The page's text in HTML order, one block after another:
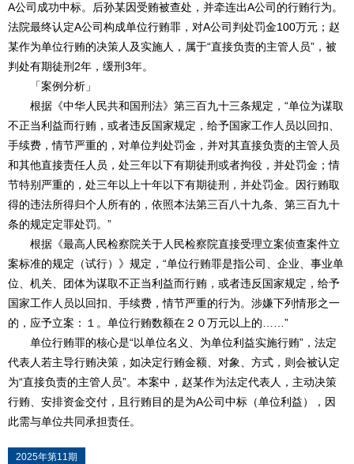
A公司成功中标。后孙某因受贿被查处，并牵连出A公司的行贿行为。
法院最终认定A公司构成单位行贿罪，对A公司判处罚金100万元；赵
某作为单位行贿的决策人及实施人，属于“直接负责的主管人员”，被
判处有期徒刑2年，缓刑3年。
「案例分析」
根据《中华人民共和国刑法》第三百九十三条规定，“单位为谋取
不正当利益而行贿，或者违反国家规定，给予国家工作人员以回扣、
手续费，情节严重的，对单位判处罚金，并对其直接负责的主管人员
和其他直接责任人员，处三年以下有期徒刑或者拘役，并处罚金；情
节特别严重的，处三年以上十年以下有期徒刑，并处罚金。因行贿取
得的违法所得归个人所有的，依照本法第三百八十九条、第三百九十
条的规定定罪处罚。”
根据《最高人民检察院关于人民检察院直接受理立案侦查案件立
案标准的规定（试行）》规定，“单位行贿罪是指公司、企业、事业单
位、机关、团体为谋取不正当利益而行贿，或者违反国家规定，给予
国家工作人员以回扣、手续费，情节严重的行为。涉嫌下列情形之一
的，应予立案：１。单位行贿数额在２０万元以上的……”
单位行贿罪的核心是“以单位名义、为单位利益实施行贿”，法定
代表人若主导行贿决策，如决定行贿金额、对象、方式，则会被认定
为“直接负责的主管人员”。本案中，赵某作为法定代表人，主动决策
行贿、安排资金交付，且行贿目的是为A公司中标（单位利益），因
此需与单位共同承担责任。
2025年第11期